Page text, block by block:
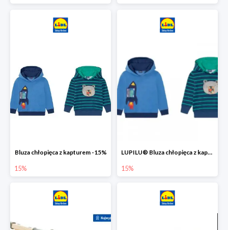
Bluza chłopięca z kapturem -15%
15%
LUPILU® Bluza chłopięca z kapturem
15%